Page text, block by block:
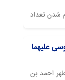
شدن تعداد
علیهما
احمد بن